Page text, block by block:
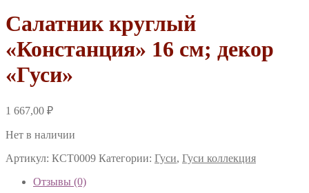
Салатник круглый
«Констанция» 16 см; декор
«Гуси»
1 667,00 ₽
Нет в наличии
Артикул: КСТ0009 Категории: Гуси, Гуси коллекция
Отзывы (0)